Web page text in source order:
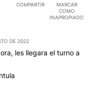
COMPARTIR
MARCAR
COMO
INAPROPIADO
DE 2022
les llegara el turno a